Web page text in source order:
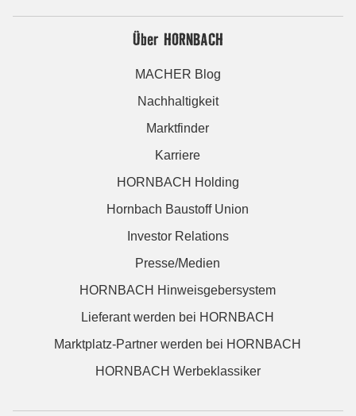
Über HORNBACH
MACHER Blog
Nachhaltigkeit
Marktfinder
Karriere
HORNBACH Holding
Hornbach Baustoff Union
Investor Relations
Presse/Medien
HORNBACH Hinweisgebersystem
Lieferant werden bei HORNBACH
Marktplatz-Partner werden bei HORNBACH
HORNBACH Werbeklassiker